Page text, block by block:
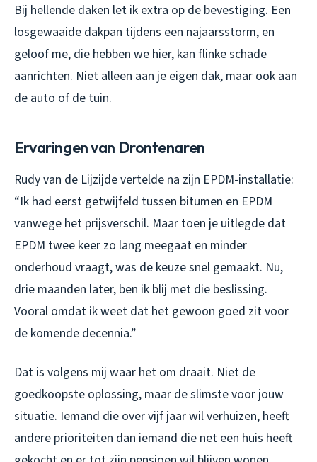
Bij hellende daken let ik extra op de bevestiging. Een
losgewaaide dakpan tijdens een najaarsstorm, en
geloof me, die hebben we hier, kan flinke schade
aanrichten. Niet alleen aan je eigen dak, maar ook aan
de auto of de tuin.
Ervaringen van Drontenaren
Rudy van de Lijzijde vertelde na zijn EPDM-installatie:
“Ik had eerst getwijfeld tussen bitumen en EPDM
vanwege het prijsverschil. Maar toen je uitlegde dat
EPDM twee keer zo lang meegaat en minder
onderhoud vraagt, was de keuze snel gemaakt. Nu,
drie maanden later, ben ik blij met die beslissing.
Vooral omdat ik weet dat het gewoon goed zit voor
de komende decennia.”
Dat is volgens mij waar het om draait. Niet de
goedkoopste oplossing, maar de slimste voor jouw
situatie. Iemand die over vijf jaar wil verhuizen, heeft
andere prioriteiten dan iemand die net een huis heeft